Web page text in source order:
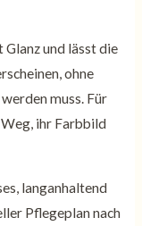
Glanz und lässt die
ohne
muss. Für
ihr Farbbild
langanhaltend
Pflegeplan nach